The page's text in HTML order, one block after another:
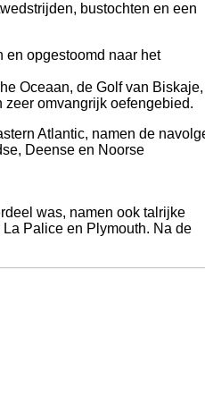
bustochten en een
en opgestoomd naar het
Oceaan, de Golf van
omvangrijk oefengebied.
Atlantic, namen de
Deense en Noorse
was, namen ook talrijke
Palice en Plymouth. Na de